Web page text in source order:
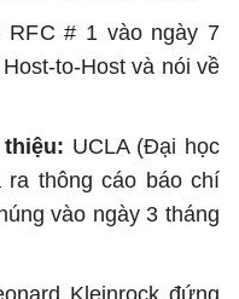
RFC # 1 vào ngày 7
to-Host và nói về
UCLA (Đại học
ra thông cáo báo chí
vào ngày 3 tháng
Kleinrock đứng